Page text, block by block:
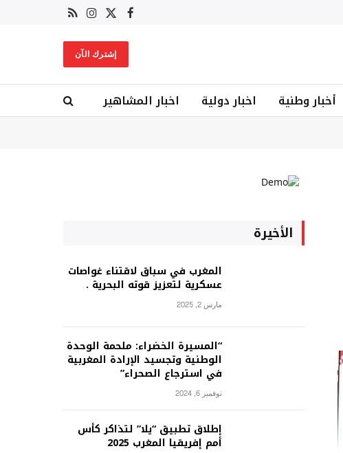
فيسبوك
X
الانستغرام
RSS
إشترك الآن
أخبار وطنية اخبار دولية اخبار المشاهير
الأخيرة
المغرب في سباق لاقتناء غواصات
عسكرية لتعزيز قوته البحرية .
مارس 2, 2025
“المسيرة الخضراء: ملحمة الوحدة
الوطنية وتجسيد الإرادة المغربية
في استرجاع الصحراء”
نوفمبر 6, 2024
إطلاق تطبيق “يلا” لتذاكر كأس
أمم إفريقيا المغرب 2025